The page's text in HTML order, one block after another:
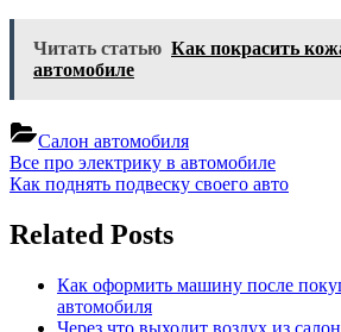
Читать статью Как покрасить
автомобиле
Салон автомобиля
Навигация
по
записям
Previous
Post:
Все про электрику в автомобиле
Next
Как поднять подвеску своего авто
Related Posts
Как оформить машину после
автомобиля
Через что выходит воздух из